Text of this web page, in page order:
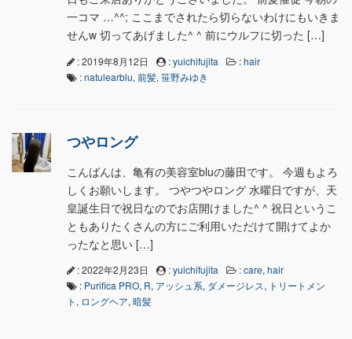
一コマ …^^; ここまでされたら切らないわけにもいきま
せんw 切ってあげました^ ^ 前にウルフに切った […]
: 2019年8月12日 :yuichifujita :hair
:natulearblu, 前髪, 笹野みゆき
つやロング
こんばんは、亀有の美容室bluの藤田です。 今週もよろ
しくお願いします。 つやつやロング 水曜日ですが、天
皇誕生日で祝日なのでお店開けました^ ^ 祝日というこ
ともありたくさんの方にご利用いただけて開けてよか
ったなと思い […]
: 2022年2月23日 :yuichifujita :care, hair
: Purifica PRO, R, アッシュ系, ダメージレス, トリートメン
ト , ロングヘア, 暗髪